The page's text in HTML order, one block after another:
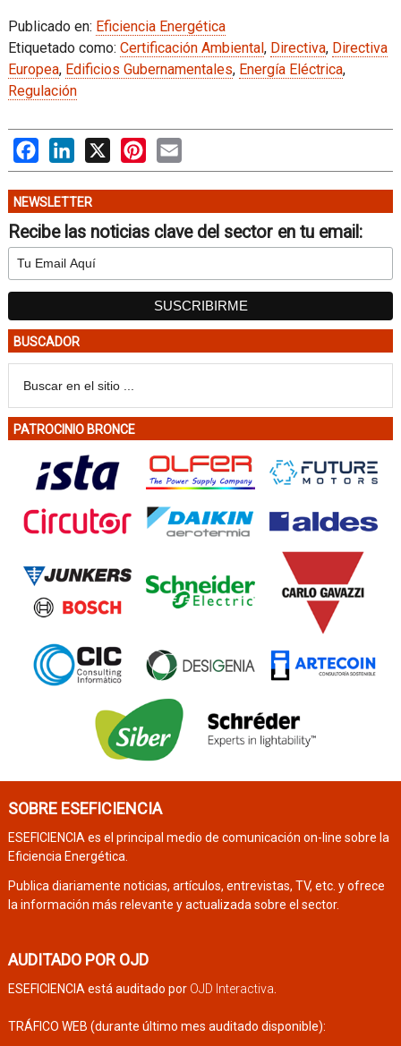
Publicado en: Eficiencia Energética
Etiquetado como: Certificación Ambiental, Directiva, Directiva
Europea, Edificios Gubernamentales, Energía Eléctrica,
Regulación
FacebookLinkedIn
X PinterestEmail
NEWSLETTER
Recibe las noticias clave del sector en tu email:
BUSCADOR
PATROCINIO BRONCE
SOBRE ESEFICIENCIA
ESEFICIENCIA es el principal medio de comunicación on-line sobre la
Eficiencia Energética.
Publica diariamente noticias, artículos, entrevistas, TV, etc. y ofrece
la información más relevante y actualizada sobre el sector.
AUDITADO POR OJD
ESEFICIENCIA está auditado por OJD Interactiva
TRÁFICO WEB (durante último mes auditado disponible):